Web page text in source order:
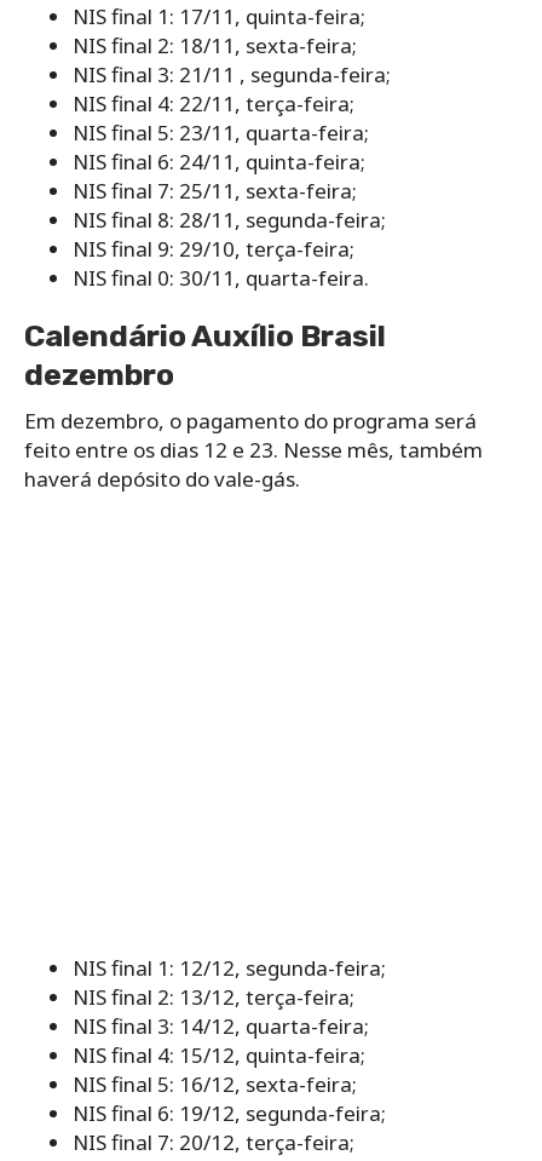
NIS final 1: 17/11, quinta-feira;
NIS final 2: 18/11, sexta-feira;
NIS final 3: 21/11 , segunda-feira;
NIS final 4: 22/11, terça-feira;
NIS final 5: 23/11, quarta-feira;
NIS final 6: 24/11, quinta-feira;
NIS final 7: 25/11, sexta-feira;
NIS final 8: 28/11, segunda-feira;
NIS final 9: 29/10, terça-feira;
NIS final 0: 30/11, quarta-feira.
Calendário Auxílio Brasil
dezembro
Em dezembro, o pagamento do programa será
feito entre os dias 12 e 23. Nesse mês, também
haverá depósito do vale-gás.
NIS final 1: 12/12, segunda-feira;
NIS final 2: 13/12, terça-feira;
NIS final 3: 14/12, quarta-feira;
NIS final 4: 15/12, quinta-feira;
NIS final 5: 16/12, sexta-feira;
NIS final 6: 19/12, segunda-feira;
NIS final 7: 20/12, terça-feira;